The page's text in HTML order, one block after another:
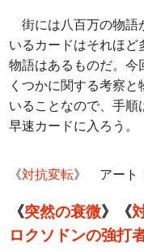
街には八百万の物語
いるカードはそれほ
物語はあるものだ。
くつかに関する考察
いることなので、手
早速カードに入ろう。
《対抗変転》 アート
《突然の衰微》《
ロクソドンの強打